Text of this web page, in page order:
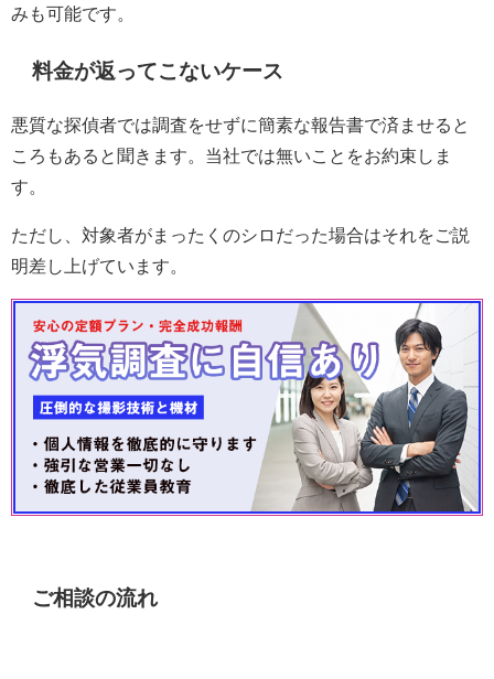
みも可能です。
料金が返ってこないケース
悪質な探偵者では調査をせずに簡素な報告書で済ませると
ころもあると聞きます。当社では無いことをお約束しま
す。
ただし、対象者がまったくのシロだった場合はそれをご説
明差し上げています。
ご相談の流れ